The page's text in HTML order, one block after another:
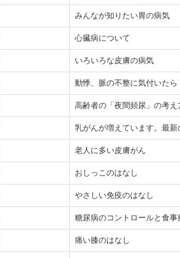
みんなが知りたい胃の病気
心臓病について
いろいろな皮膚の病気
動悸、脈の不整に気付いたら
高齢者の「夜間頻尿」の考
乳がんが増えています。最新
老人に多い皮膚がん
おしっこのはなし
やさしい免疫のはなし
糖尿病のコントロールと食事
痛い膝のはなし